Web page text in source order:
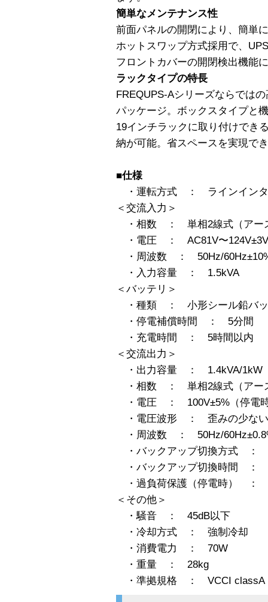
簡単なメンテナンス性
前面パネルの開閉により、簡単
ホットスワップ方式採用で、
フロントカバーの開閉検出機能
ラックタイプの特長
FREQUPS-Aシリーズならでは
パッケージ。ボックスタイプと
19インチラックに取り付けでき
納が可能。省スペースを実現で
■仕様
・運転方式 ： ラインインタ
＜交流入力＞
・相数 ： 単相2線式（アー
・電圧 ： AC81V〜124V±3V
・周波数 ： 50Hz/
・入力容量 ： 1.5kVA
＜バッテリ＞
・種類 ： 小形シール鉛バッ
・停電補償時間 ： 5分間
・充電時間 ： 5時間以内
＜交流出力＞
・出力容量 ： 1.4kVA/1kW
・相数 ： 単相2線式（アー
・電圧 ： 100V±5%（停電
・電圧波形 ： 歪みの少ない
・周波数 ： 50Hz/
・バックアップ切換方式 ：
・バックアップ切換時間 ：
・過負荷保護（停電時） ：
＜その他＞
・騒音 ： 45dB以下
・冷却方式 ： 強制冷却
・消費電力 ： 70W
・重量 ： 28kg
・準拠規格 ： VCCI classA